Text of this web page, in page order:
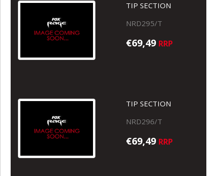
TIP SECTION
NRD295/T
€69,49 RRP
TIP SECTION
NRD296/T
€69,49 RRP